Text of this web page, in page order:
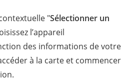
"Sélectionner un
l’appareil
des informations de votre
à la carte et commencer